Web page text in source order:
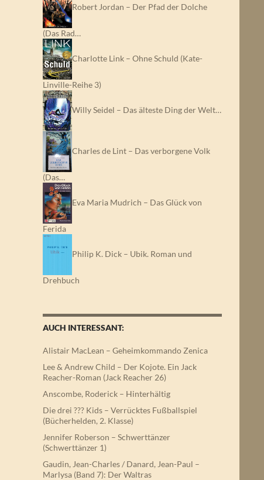
Robert Jordan – Der Pfad der Dolche
(Das Rad…
Charlotte Link – Ohne Schuld (Kate-
Linville-Reihe 3)
Willy Seidel – Das älteste Ding der Welt…
Charles de Lint – Das verborgene Volk
(Das…
Eva Maria Mudrich – Das Glück von
Ferida
Philip K. Dick – Ubik. Roman und
Drehbuch
AUCH INTERESSANT:
Alistair MacLean – Geheimkommando Zenica
Lee & Andrew Child – Der Kojote. Ein Jack
Reacher-Roman (Jack Reacher 26)
Anscombe, Roderick – Hinterhältig
Die drei ??? Kids – Verrücktes Fußballspiel
(Bücherhelden, 2. Klasse)
Jennifer Roberson – Schwerttänzer
(Schwerttänzer 1)
Gaudin, Jean-Charles / Danard, Jean-Paul –
Marlysa (Band 7): Der Waltras